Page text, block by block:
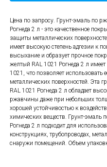
Цена по запросу. Грунт-эмаль по
Рогнеда 2 л - это качественное
защиты металлических
имеет высокую степень адгезии к
высыхание и образует прочное
желтый RAL 1021 Рогнеда 2 л
1021, что позволяет использовать
металлических поверхностей. Эта
RAL 1021 Рогнеда 2 л обладает
ржавчины даже при небольших
хорошей устойчивостью к
химических веществ. Грунт-эмаль
Рогнеда 2 л подходит для
конструкциях, трубопроводах,
снаружи помещений. Объем